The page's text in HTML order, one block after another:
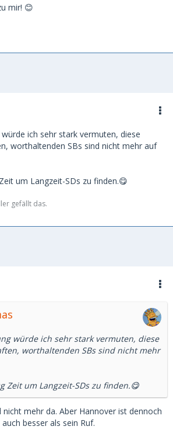
mir! 😊
ich sehr stark vermuten, diese
worthaltenden SBs sind nicht mehr auf
um Langzeit-SDs zu finden.😋
gefällt das.
würde ich sehr stark vermuten, diese
worthaltenden SBs sind nicht mehr
Zeit um Langzeit-SDs zu finden.😋
nicht mehr da. Aber Hannover ist dennoch
besser als sein Ruf.